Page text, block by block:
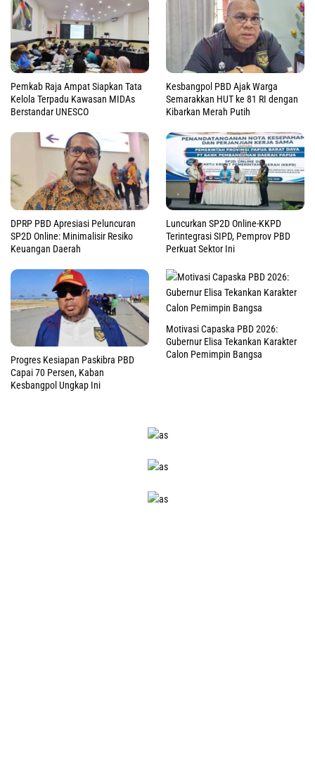
Pemkab Raja Ampat Siapkan Tata
Kelola Terpadu Kawasan MIDAs
Berstandar UNESCO
Kesbangpol PBD Ajak Warga
Semarakkan HUT ke 81 RI dengan
Kibarkan Merah Putih
DPRP PBD Apresiasi Peluncuran
SP2D Online: Minimalisir Resiko
Keuangan Daerah
Luncurkan SP2D Online-KKPD
Terintegrasi SIPD, Pemprov PBD
Perkuat Sektor Ini
Progres Kesiapan Paskibra PBD
Capai 70 Persen, Kaban
Kesbangpol Ungkap Ini
Motivasi Capaska PBD 2026:
Gubernur Elisa Tekankan Karakter
Calon Pemimpin Bangsa